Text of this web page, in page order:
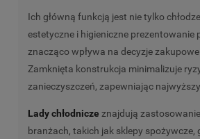
Ich główną funkcją jest nie tylko
estetyczne i higieniczne prezentowanie
znacząco wpływa na decyzje
Zamknięta konstrukcja minimalizuje
zanieczyszczeń, zapewniając
Lady chłodnicze znajdują
branżach, takich jak sklepy spożywcze,